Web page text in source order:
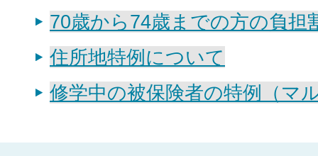
70歳から74歳までの方の負担
住所地特例について
修学中の被保険者の特例（マ